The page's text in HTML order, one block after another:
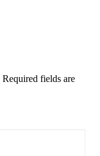
Required fields are